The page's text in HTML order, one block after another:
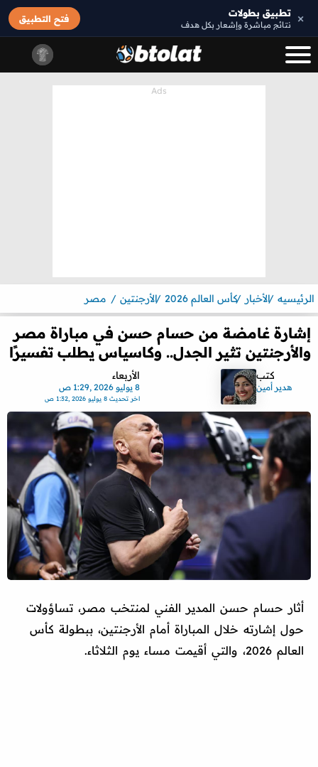
× تطبيق بطولات
نتائج مباشرة وإشعار بكل هدف
فتح التطبيق
الرئيسيه الأخبار كأس العالم 2026 الأرجنتين مصر
إشارة غامضة من حسام حسن في مباراة مصر
والأرجنتين تثير الجدل.. وكاسياس يطلب تفسيرًا
كتب
هدير أمين
الأربعاء
8 يوليو 2026 ,1:29 ص
اخر تحديث8 يوليو 2026 ,1:32 ص
أثار حسام حسن المدير الفني لمنتخب مصر، تساؤولات
حول إشارته خلال المباراة أمام الأرجنتين، ببطولة كأس
العالم 2026، والتي أقيمت مساء يوم الثلاثاء.